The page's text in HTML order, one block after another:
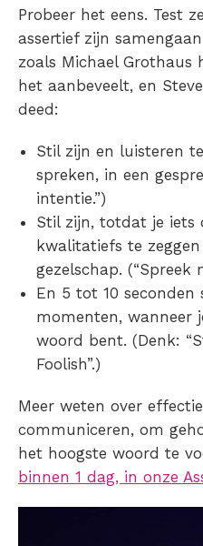
Probeer het eens. Test
assertief zijn
zoals Michael Grothaus
het aanbeveelt, en
deed:
Stil zijn en luisteren
spreken, in een
intentie.”)
Stil zijn, totdat je iets
kwalitatiefs te
gezelschap. (“Spreek
En 5 tot 10
momenten, wanneer
woord bent. (Denk:
Foolish”.)
Meer weten over
communiceren, om
het hoogste woord te
binnen 1 dag, in onze